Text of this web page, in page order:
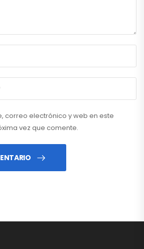
correo electrónico y web en este
vez que comente.